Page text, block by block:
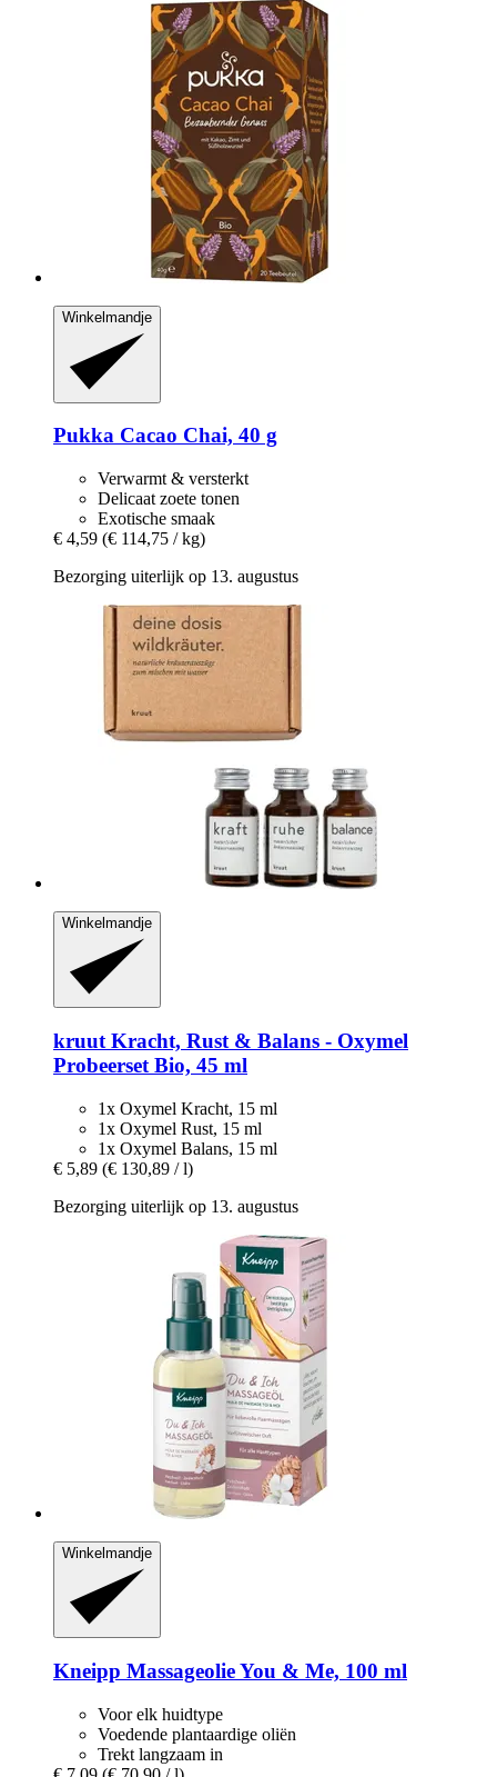
Winkelmandje
Pukka Cacao Chai, 40 g
Verwarmt & versterkt
Delicaat zoete tonen
Exotische smaak
€ 4,59 (€ 114,75 / kg)
Bezorging uiterlijk op 13. augustus
Winkelmandje
kruut Kracht, Rust & Balans -​ Oxymel
Probeerset Bio, 45 ml
1x Oxymel Kracht, 15 ml
1x Oxymel Rust, 15 ml
1x Oxymel Balans, 15 ml
€ 5,89 (€ 130,89 / l)
Bezorging uiterlijk op 13. augustus
Winkelmandje
Kneipp Massageolie You & Me, 100 ml
Voor elk huidtype
Voedende plantaardige oliën
Trekt langzaam in